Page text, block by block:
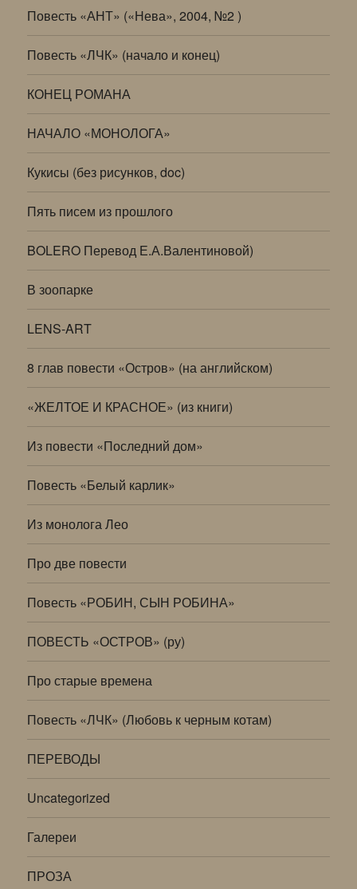
Повесть «АНТ» («Нева», 2004, №2 )
Повесть «ЛЧК» (начало и конец)
КОНЕЦ РОМАНА
НАЧАЛО «МОНОЛОГА»
Кукисы (без рисунков, doc)
Пять писем из прошлого
BOLERO Перевод Е.А.Валентиновой)
В зоопарке
LENS-ART
8 глав повести «Остров» (на английском)
«ЖЕЛТОЕ И КРАСНОЕ» (из книги)
Из повести «Последний дом»
Повесть «Белый карлик»
Из монолога Лео
Про две повести
Повесть «РОБИН, СЫН РОБИНА»
ПОВЕСТЬ «ОСТРОВ» (ру)
Про старые времена
Повесть «ЛЧК» (Любовь к черным котам)
ПЕРЕВОДЫ
Uncategorized
Галереи
ПРОЗА